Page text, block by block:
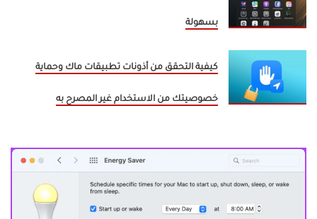
بسهولة
كيفية التحقق من أذونات تطبيقات ماك وحماية
خصوصيتك من الاستخدام غير المصرح به